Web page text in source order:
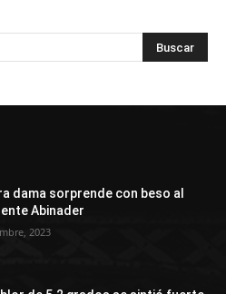
dama sorprende con beso al
Abinader
2023